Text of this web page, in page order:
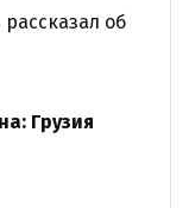
об
Грузия